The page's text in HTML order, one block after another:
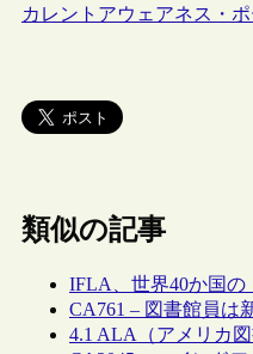
カレントアウェアネス・
類似の記事
IFLA、世界40か国の
CA761 – 図書館員は
4.1 ALA（アメリカ